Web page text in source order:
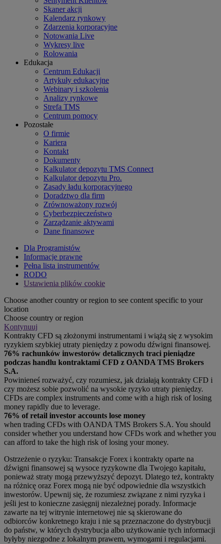
Skaner akcji
Kalendarz rynkowy
Zdarzenia korporacyjne
Notowania Live
Wykresy live
Rolowania
Edukacja
Centrum Edukacji
Artykuły edukacyjne
Webinary i szkolenia
Analizy rynkowe
Strefa TMS
Centrum pomocy
Pozostałe
O firmie
Kariera
Kontakt
Dokumenty
Kalkulator depozytu TMS Connect
Kalkulator depozytu Pro.
Zasady ładu korporacyjnego
Doradztwo dla firm
Zrównoważony rozwój
Cyberbezpieczeństwo
Zarządzanie aktywami
Dane finansowe
Dla Programistów
Informacje prawne
Pełna lista instrumentów
RODO
Ustawienia plików cookie
Choose another country or region to see content specific to your
location
Choose country or region
Kontynuuj
Kontrakty CFD są złożonymi instrumentami i wiążą się z wysokim
ryzykiem szybkiej utraty pieniędzy z powodu dźwigni finansowej.
76% rachunków inwestorów detalicznych traci pieniądze
podczas handlu kontraktami CFD z OANDA TMS Brokers
S.A.
Powinieneś rozważyć, czy rozumiesz, jak działają kontrakty CFD i
czy możesz sobie pozwolić na wysokie ryzyko utraty pieniędzy.
CFDs are complex instruments and come with a high risk of losing
money rapidly due to leverage.
76% of retail investor accounts lose money
when trading CFDs with OANDA TMS Brokers S.A. You should
consider whether you understand how CFDs work and whether you
can afford to take the high risk of losing your money.
Ostrzeżenie o ryzyku: Transakcje Forex i kontrakty oparte na
dźwigni finansowej są wysoce ryzykowne dla Twojego kapitału,
ponieważ straty mogą przewyższyć depozyt. Dlatego też, kontrakty
na różnicę oraz Forex mogą nie być odpowiednie dla wszystkich
inwestorów. Upewnij się, że rozumiesz związane z nimi ryzyka i
jeśli jest to konieczne zasięgnij niezależnej porady. Informacje
zawarte na tej witrynie internetowej nie są skierowane do
odbiorców konkretnego kraju i nie są przeznaczone do dystrybucji
do państw, w których dystrybucja albo użytkowanie tych informacji
byłyby niezgodne z lokalnym prawem, wymogami i regulacjami.